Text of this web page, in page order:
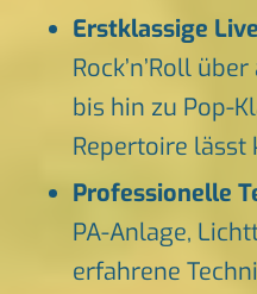
Erstklassige
Rock’n’Roll
bis hin zu Pop-
Repertoire lässt
Professionelle
PA-Anlage,
erfahrene